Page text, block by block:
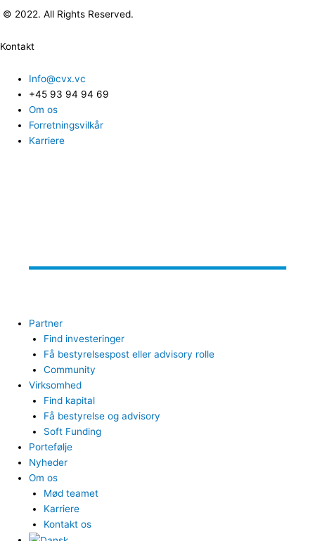
© 2022. All Rights Reserved.
Kontakt
Info@cvx.vc
+45 93 94 94 69
Om os
Forretningsvilkår
Karriere
Partner
Find investeringer
Få bestyrelsespost eller advisory rolle
Community
Virksomhed
Find kapital
Få bestyrelse og advisory
Soft Funding
Portefølje
Nyheder
Om os
Mød teamet
Karriere
Kontakt os